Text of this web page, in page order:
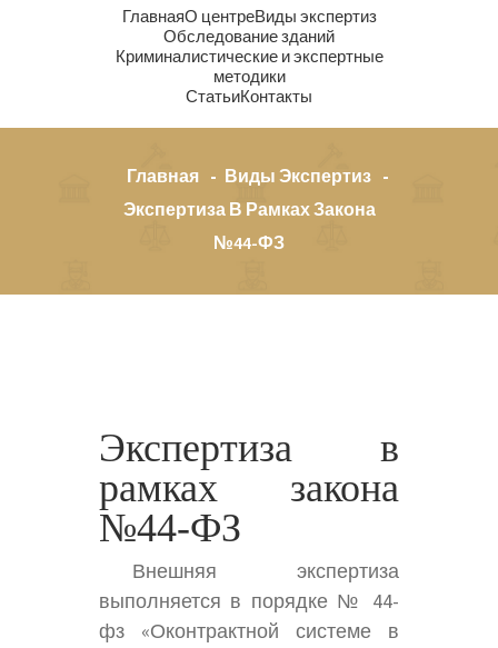
ГлавнаяО центреВиды экспертиз
Обследование зданий
Криминалистические и экспертные
методики
СтатьиКонтакты
Главная
Виды Экспертиз
Экспертиза В Рамках Закона
№44-ФЗ
Экспертиза в
рамках закона
№44-ФЗ
Внешняя экспертиза
выполняется в порядке № 44-
фз «Оконтрактной системе в